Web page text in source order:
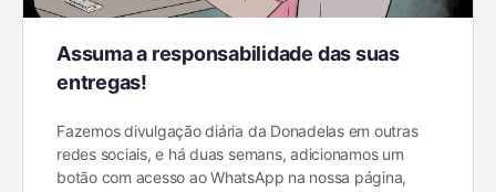
Assuma a responsabilidade das suas
entregas!
Fazemos divulgação diária da Donadelas em outras
redes sociais, e há duas semans, adicionamos um
botão com acesso ao WhatsApp na nossa página,